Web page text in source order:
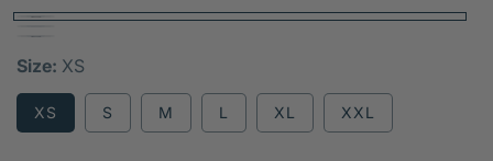
Size: XS
XS S M L XL XXL